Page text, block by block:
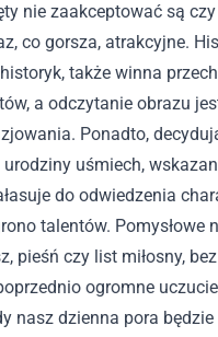
nie zaakceptować są
co gorsza, atrakcyjne.
także winna
a odczytanie obrazu
Ponadto,
uśmiech,
do odwiedzenia
talentów. Pomysłowe
pieśń czy list miłosny,
ogromne
nasz dzienna pora